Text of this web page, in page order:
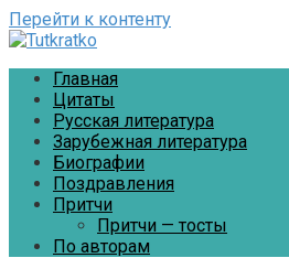
Перейти к контенту
Главная
Цитаты
Русская литература
Зарубежная литература
Биографии
Поздравления
Притчи
Притчи — тосты
По авторам